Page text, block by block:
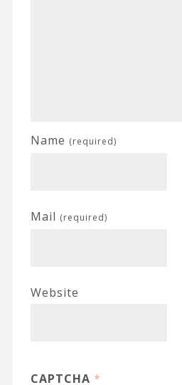
Name (required)
Mail (required)
Website
CAPTCHA *